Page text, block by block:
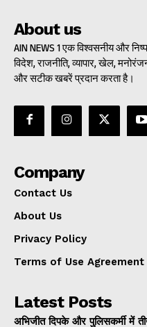
About us
AIN NEWS 1 एक विश्वसनीय और
विदेश, राजनीति, व्यापार, खेल,
और सटीक खबरें प्रदान करता है।
Company
Contact Us
About Us
Privacy Policy
Terms of Use Agreement
Latest Posts
अभिजीत दिपके और पुलिसकर्मी में